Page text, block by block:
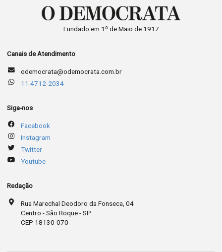
Fundado em 1º de Maio de 1917
Canais de Atendimento
odemocrata@odemocrata.com.br
11 4712-2034
Siga-nos
Facebook
Instagram
Twitter
Youtube
Redação
Rua Marechal Deodoro da Fonseca, 04
Centro - São Roque - SP
CEP 18130-070